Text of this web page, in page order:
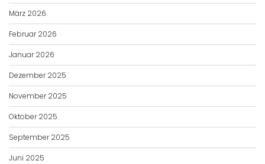
März 2026
Februar 2026
Januar 2026
Dezember 2025
November 2025
Oktober 2025
September 2025
Juni 2025